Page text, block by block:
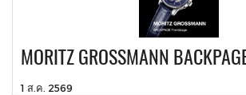
MORITZ GROSSMANN
1 ส.ค. 2569